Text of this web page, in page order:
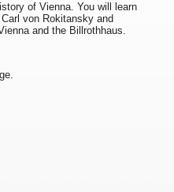
of Vienna. You will learn
von Rokitansky and
and the Billrothhaus.